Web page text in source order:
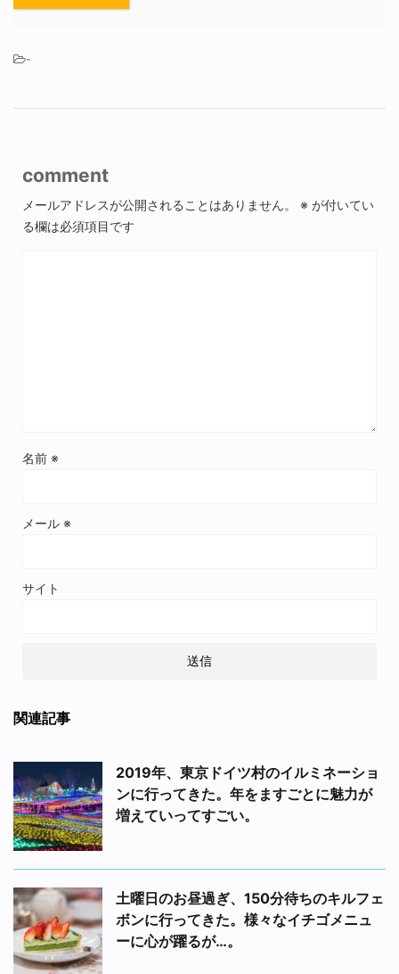
-
comment
メールアドレスが公開されることはありません。 ※ が付いてい
る欄は必須項目です
名前 ※
メール ※
サイト
関連記事
2019年、東京ドイツ村のイルミネーショ
ンに行ってきた。年をますごとに魅力が
増えていってすごい。
土曜日のお昼過ぎ、150分待ちのキルフェ
ボンに行ってきた。様々なイチゴメニュ
ーに心が躍るが…。